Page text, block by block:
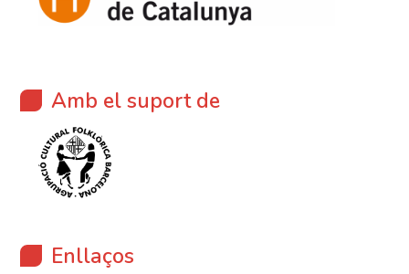
Amb el suport de
Enllaços